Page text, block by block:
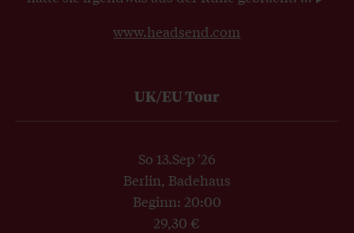
www.headsend.com
UK/EU Tour
So 13.Sep '26
Berlin, Badehaus
Beginn: 20:00
29,30 €